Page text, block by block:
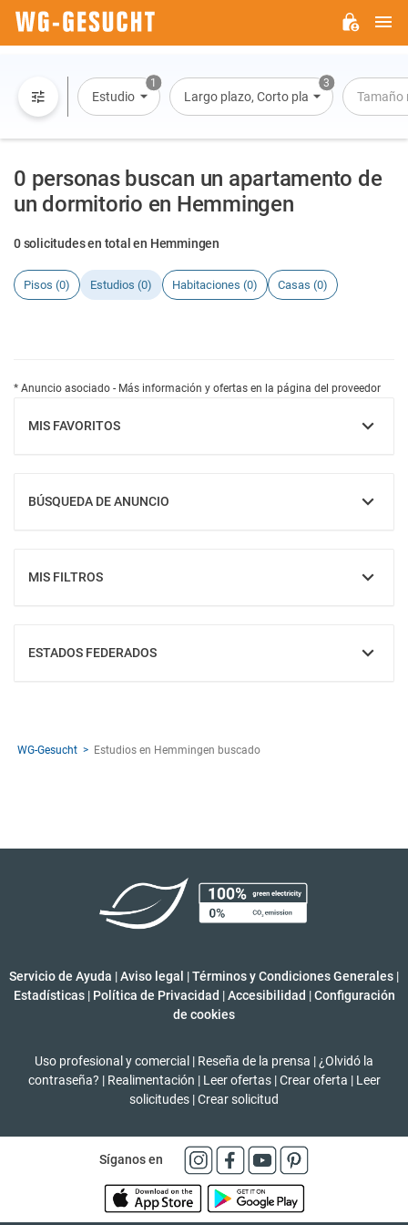
1
Estudio
3
Largo plazo, Corto plazo, Alquiler por
Tamaño
0 personas buscan un apartamento de
un dormitorio en Hemmingen
0 solicitudes en total en Hemmingen
Pisos (0) Estudios (0) Habitaciones (0) Casas (0)
* Anuncio asociado - Más información y ofertas en la página del proveedor
MIS FAVORITOS
MOSTRAR
BÚSQUEDA DE ANUNCIO
MOSTRAR
MIS FILTROS
MOSTRAR
ESTADOS FEDERADOS
MOSTRAR
WG-Gesucht Estudios en Hemmingen buscado
Servicio de Ayuda |Aviso legal |Términos y Condiciones Generales |
Estadísticas | Política de Privacidad | Accesibilidad | Configuración
de cookies
Uso profesional y comercial | Reseña de la prensa | ¿Olvidó la
contraseña? | Realimentación | Leer ofertas | Crear oferta | Leer
solicitudes |Crear solicitud
Síganos en